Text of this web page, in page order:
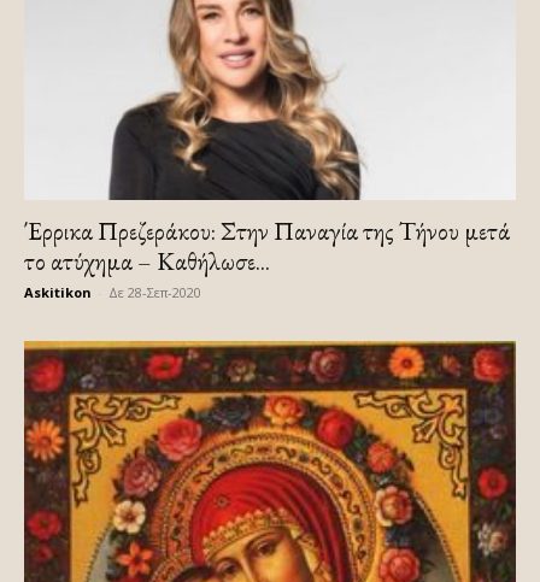
Έρρικα Πρεζεράκου: Στην Παναγία της Τήνου μετά
το ατύχημα – Καθήλωσε...
Askitikon Δε 28-Σεπ-2020